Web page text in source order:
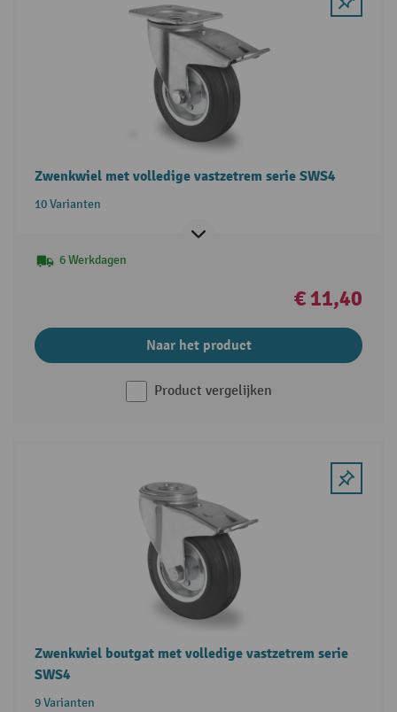
Zwenkwiel met volledige vastzetrem serie SWS4
10 Varianten
6 Werkdagen
€ 11,40
Naar het product
Product vergelijken
Zwenkwiel boutgat met volledige vastzetrem serie
SWS4
9 Varianten